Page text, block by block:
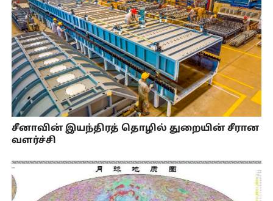
சீனாவின் இயந்திரத் தொழில் துறையின் சீரான
வளர்ச்சி